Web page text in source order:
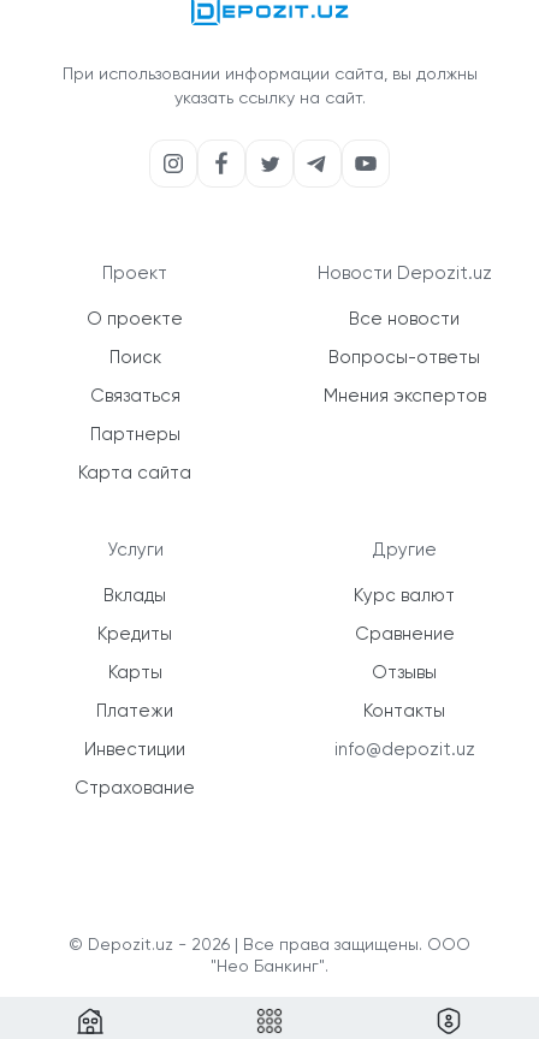
При использовании информации сайта, вы должны
указать ссылку на сайт.
Проект
О проекте
Поиск
Связаться
Партнеры
Карта сайта
Услуги
Вклады
Кредиты
Карты
Платежи
Инвестиции
Страхование
Новости Depozit.uz
Все новости
Вопросы-ответы
Мнения экспертов
Другие
Курс валют
Сравнение
Отзывы
Контакты
info@depozit.uz
© Depozit.uz - 2026 | Все права защищены. ООО
"Нео Банкинг".